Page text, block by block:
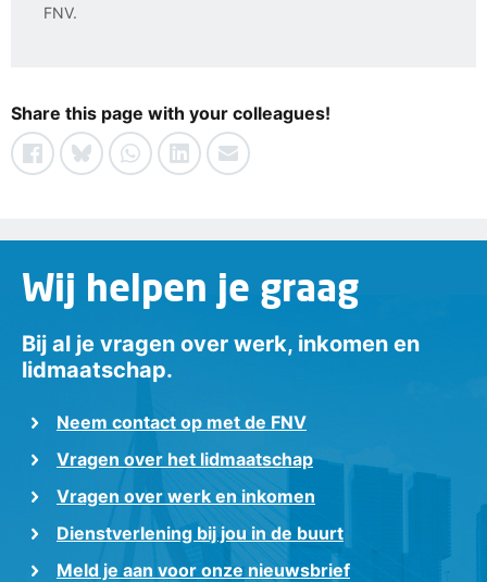
FNV.
Share this page with your colleagues!
Wij helpen je graag
Bij al je vragen over werk, inkomen en
lidmaatschap.
Neem contact op met de FNV
Vragen over het lidmaatschap
Vragen over werk en inkomen
Dienstverlening bij jou in de buurt
Meld je aan voor onze nieuwsbrief